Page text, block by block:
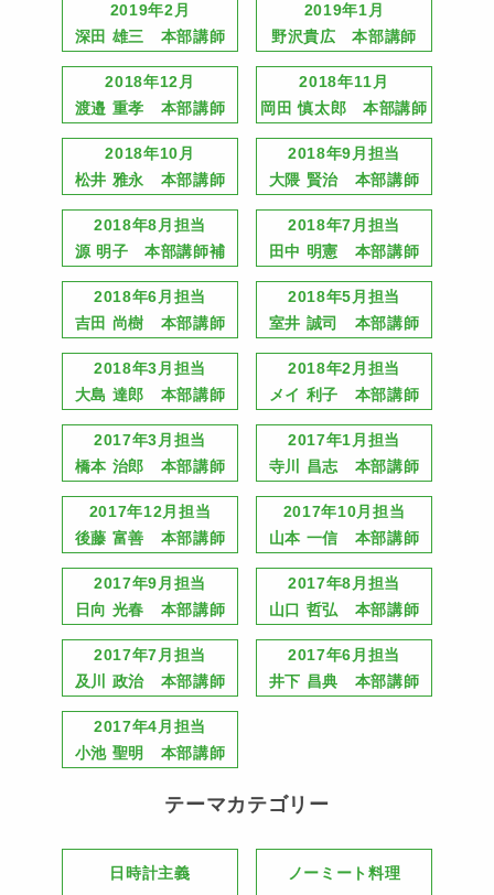
2019年2月
深田 雄三 本部講師
2019年1月
野沢貴広 本部講師
2018年12月
渡邉 重孝 本部講師
2018年11月
岡田 慎太郎 本部講師
2018年10月
松井 雅永 本部講師
2018年9月担当
大隈 賢治 本部講師
2018年8月担当
源 明子 本部講師補
2018年7月担当
田中 明憲 本部講師
2018年6月担当
吉田 尚樹 本部講師
2018年5月担当
室井 誠司 本部講師
2018年3月担当
大島 達郎 本部講師
2018年2月担当
メイ 利子 本部講師
2017年3月担当
橋本 治郎 本部講師
2017年1月担当
寺川 昌志 本部講師
2017年12月担当
後藤 富善 本部講師
2017年10月担当
山本 一信 本部講師
2017年9月担当
日向 光春 本部講師
2017年8月担当
山口 哲弘 本部講師
2017年7月担当
及川 政治 本部講師
2017年6月担当
井下 昌典 本部講師
2017年4月担当
小池 聖明 本部講師
テーマカテゴリー
日時計主義 ノーミート料理